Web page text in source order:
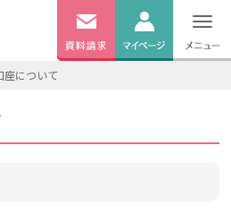
座について